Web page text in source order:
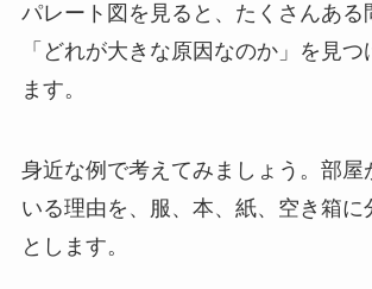
パレート図を見ると、たくさんある
「どれが大きな原因なのか」を見つ
ます。
身近な例で考えてみましょう。部屋
いる理由を、服、本、紙、空き箱に
とします。